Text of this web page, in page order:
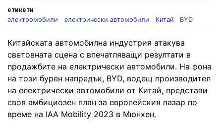
етикети
електромобили
електрически автомобили Китай BYD
Китайската автомобилна индустрия атакува
световната сцена с впечатляващи резултати в
продажбите на електрически автомобили. На фона
на този бурен напредък, BYD, водещ производител
на електрически автомобили от Китай, представи
своя амбициозен план за европейския пазар по
време на IAA Mobility 2023 в Мюнхен.